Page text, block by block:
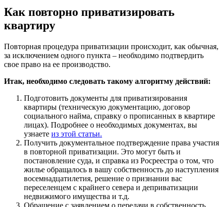
Как повторно приватизировать
квартиру
Повторная процедура приватизации происходит, как обычная,
за исключением одного пункта – необходимо подтвердить
свое право на ее производство.
Итак, необходимо следовать такому алгоритму действий:
Подготовить документы для приватизирования
квартиры (техническую документацию, договор
социального найма, справку о прописанных в квартире
лицах). Подробнее о необходимых документах, вы
узнаете из этой статьи.
Получить документальное подтверждение права участия
в повторной приватизации. Это могут быть и
постановление суда, и справка из Росреестра о том, что
жилье обращалось в вашу собственность до наступления
восемнадцатилетия, решение о признании вас
переселенцем с крайнего севера и деприватизации
недвижимого имущества и т.д.